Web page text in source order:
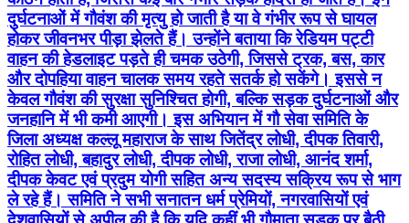
दुर्घटनाओं में गौवंश की मृत्यु हो जाती है या वे गंभीर रूप से घायल
होकर जीवनभर पीड़ा झेलते हैं। उन्होंने बताया कि रेडियम पट्टी
वाहन की हेडलाइट पड़ते ही चमक उठेगी, जिससे ट्रक, बस, कार
और दोपहिया वाहन चालक समय रहते सतर्क हो सकेंगे। इससे न
केवल गौवंश की सुरक्षा सुनिश्चित होगी, बल्कि सड़क दुर्घटनाओं और
जनहानि में भी कमी आएगी। इस अभियान में गौ सेवा समिति के
जिला अध्यक्ष कल्लू महाराज के साथ जितेंद्र लोधी, दीपक तिवारी,
रोहित लोधी, बहादुर लोधी, दीपक लोधी, राजा लोधी, आनंद शर्मा,
दीपक केवट एवं प्रदुम योगी सहित अन्य सदस्य सक्रिय रूप से भाग
ले रहे हैं। समिति ने सभी सनातन धर्म प्रेमियों, नगरवासियों एवं